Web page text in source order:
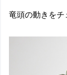
竜頭の動きをチ